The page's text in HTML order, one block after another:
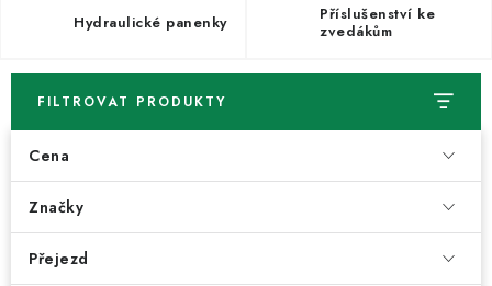
Obchodní podmínky
Hydraulické panenky
Příslušenství ke
zvedákům
FILTROVAT PRODUKTY
Cena
Značky
Přejezd